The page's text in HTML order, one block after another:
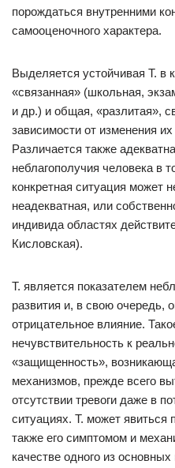
порождаться внутренними
самооценочного характера.
Выделяется устойчивая Т. в
«связанная» (школьная,
и др.) и общая, «разлитая»,
зависимости от изменения
Различается также
неблагополучия человека в
конкретная ситуация может
неадекватная, или
индивида областях
Кисловская).
Т. является показателем
развития и, в свою очередь,
отрицательное влияние.
нечувствительность к
«защищенность»,
механизмов, прежде всего
отсутствии тревоги даже в
ситуациях. Т. может явиться
также его симптомом и
качестве одного из